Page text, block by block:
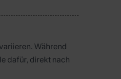
Während
dafür, direkt nach